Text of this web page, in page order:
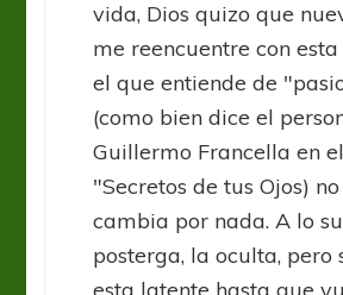
vida, Dios quizo que
me reencuentre con esta
el que entiende de
(como bien dice el
Guillermo Francella en el
"Secretos de tus Ojos)
cambia por nada. A lo
posterga, la oculta, pero
esta latente hasta que